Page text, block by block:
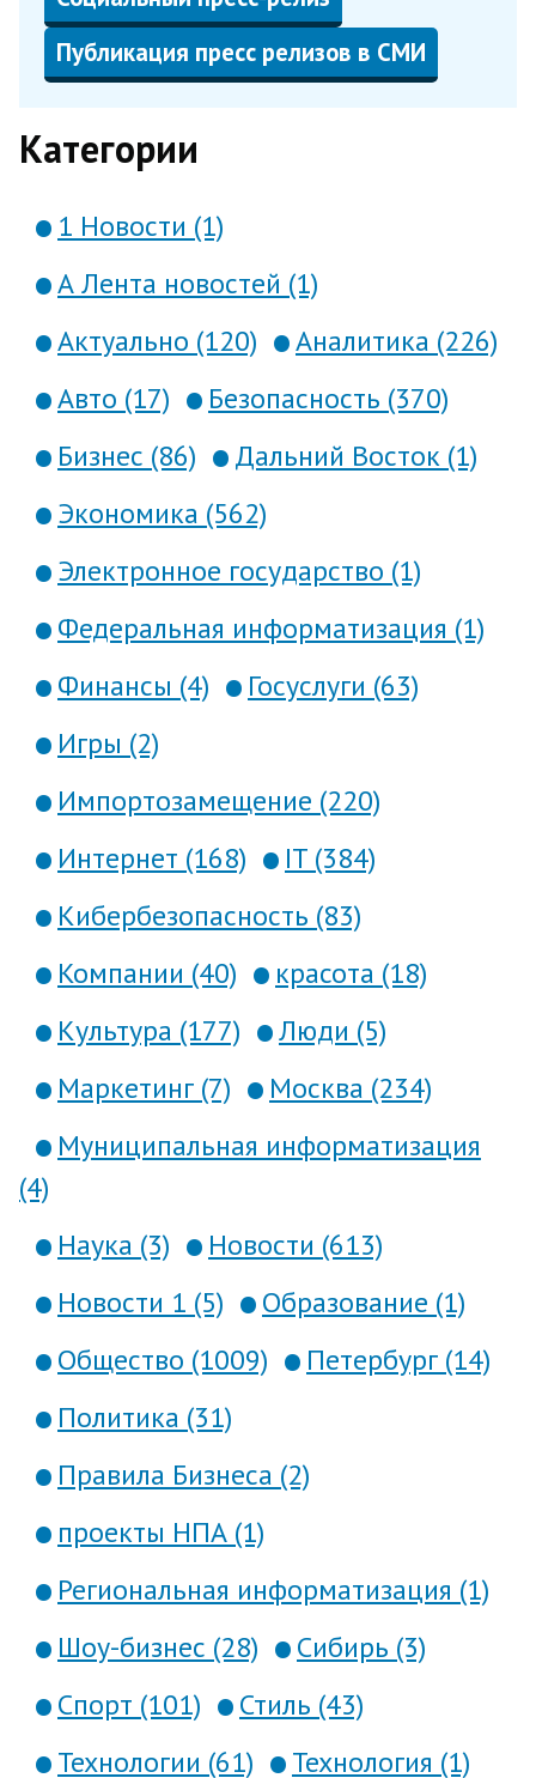
Публикация пресс релизов в СМИ
Категории
1 Новости (1)
А Лента новостей (1)
Актуально (120)
Аналитика (226)
Авто (17)
Безопасность (370)
Бизнес (86)
Дальний Восток (1)
Экономика (562)
Электронное государство (1)
Федеральная информатизация (1)
Финансы (4)
Госуслуги (63)
Игры (2)
Импортозамещение (220)
Интернет (168)
IT (384)
Кибербезопасность (83)
Компании (40)
красота (18)
Культура (177)
Люди (5)
Маркетинг (7)
Москва (234)
Муниципальная информатизация
(4)
Наука (3)
Новости (613)
Новости 1 (5)
Образование (1)
Общество (1009)
Петербург (14)
Политика (31)
Правила Бизнеса (2)
проекты НПА (1)
Региональная информатизация (1)
Шоу-бизнес (28)
Сибирь (3)
Спорт (101)
Стиль (43)
Технологии (61)
Технология (1)